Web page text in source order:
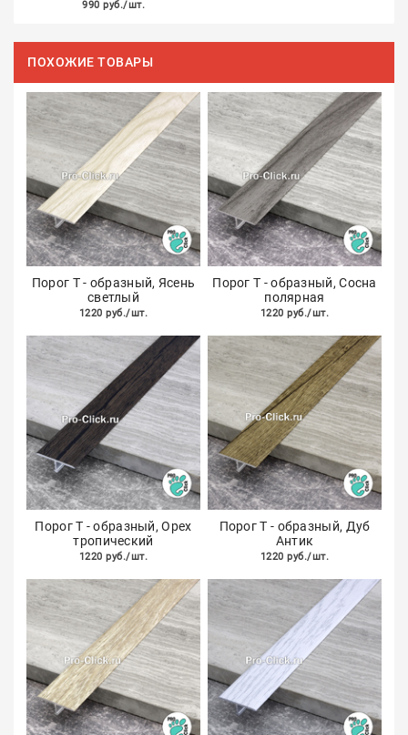
990 руб./шт.
ПОХОЖИЕ ТОВАРЫ
Порог Т - образный, Ясень
светлый
1220 руб./шт.
Порог Т - образный, Сосна
полярная
1220 руб./шт.
Порог Т - образный, Орех
тропический
1220 руб./шт.
Порог Т - образный, Дуб
Антик
1220 руб./шт.